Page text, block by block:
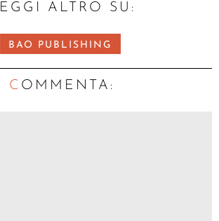
LEGGI ALTRO SU:
BAO PUBLISHING
C OMMENTA: